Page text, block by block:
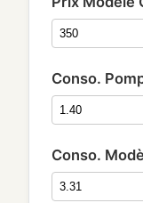
Conso.
Conso.